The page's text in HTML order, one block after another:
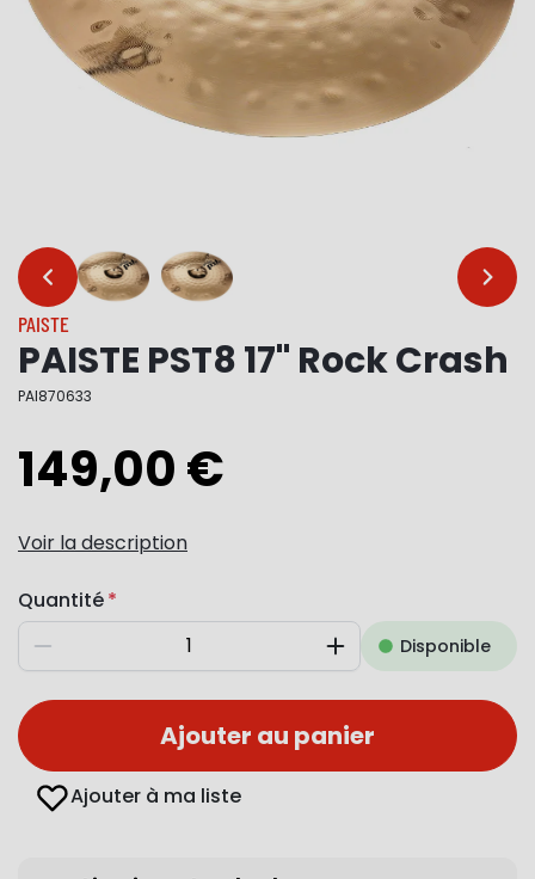
… …
PAISTE
PAISTE PST8 17" Rock Crash
PAI870633
149,00 €
Voir la description
Quantité
Diminuer AugmenterDisponible
Ajouter au panier
Ajouter à ma liste